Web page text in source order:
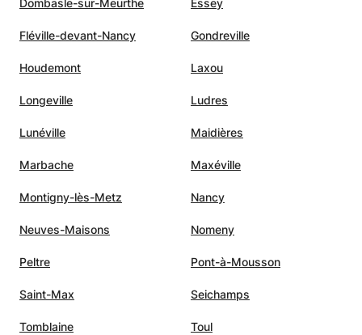
Dombasle-sur-Meurthe Essey
Fléville-devant-Nancy Gondreville
Houdemont Laxou
Longeville Ludres
Lunéville Maidières
Marbache Maxéville
Montigny-lès-Metz Nancy
Neuves-Maisons Nomeny
Peltre Pont-à-Mousson
Saint-Max Seichamps
Tomblaine Toul